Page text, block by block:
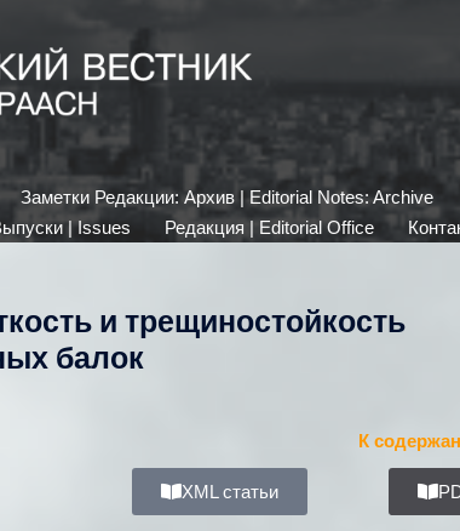
Заметки Редакции: Архив | Editorial Notes: Archive
| Issues
Редакция | Editorial Office
и трещиностойкость
балок
К
XML статьи